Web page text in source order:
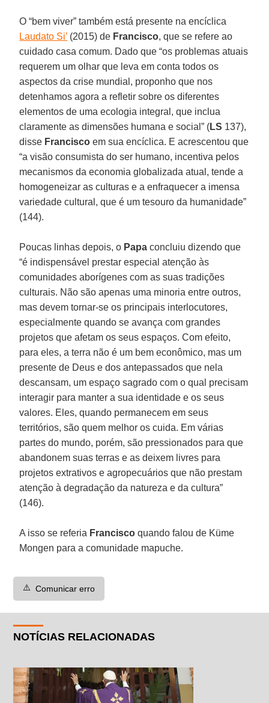
O “bem viver” também está presente na encíclica
Laudato Si’ (2015) de Francisco, que se refere ao
cuidado casa comum. Dado que “os problemas atuais
requerem um olhar que leva em conta todos os
aspectos da crise mundial, proponho que nos
detenhamos agora a refletir sobre os diferentes
elementos de uma ecologia integral, que inclua
claramente as dimensões humana e social” (LS 137),
disse Francisco em sua encíclica. E acrescentou que
“a visão consumista do ser humano, incentiva pelos
mecanismos da economia globalizada atual, tende a
homogeneizar as culturas e a enfraquecer a imensa
variedade cultural, que é um tesouro da humanidade”
(144).
Poucas linhas depois, o Papa concluiu dizendo que
“é indispensável prestar especial atenção às
comunidades aborígenes com as suas tradições
culturais. Não são apenas uma minoria entre outros,
mas devem tornar-se os principais interlocutores,
especialmente quando se avança com grandes
projetos que afetam os seus espaços. Com efeito,
para eles, a terra não é um bem econômico, mas um
presente de Deus e dos antepassados que nela
descansam, um espaço sagrado com o qual precisam
interagir para manter a sua identidade e os seus
valores. Eles, quando permanecem em seus
territórios, são quem melhor os cuida. Em várias
partes do mundo, porém, são pressionados para que
abandonem suas terras e as deixem livres para
projetos extrativos e agropecuários que não prestam
atenção à degradação da natureza e da cultura”
(146).
A isso se referia Francisco quando falou de Küme
Mongen para a comunidade mapuche.
⚠️ Comunicar erro
NOTÍCIAS RELACIONADAS